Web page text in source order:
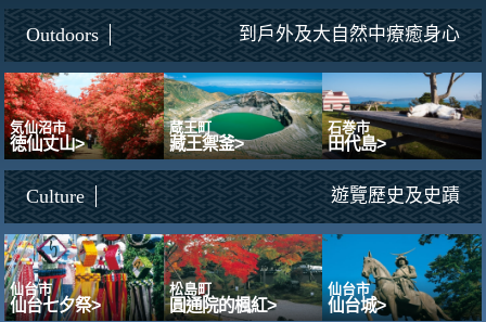
Outdoors 到戶外及大自然中療癒身心
気仙沼市
徳仙丈山>
蔵王町
藏王禦釜>
石巻市
田代島>
Culture 遊覽歷史及史蹟
仙台市
仙台七夕祭>
松島町
圓通院的楓紅>
仙台市
仙台城>